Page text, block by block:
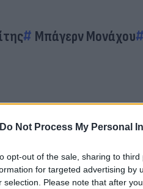
Do Not Process My Personal
opt-out of the sale, sharing to
for targeted advertising by
selection. Please note that after
Μπάγερν Μονάχου